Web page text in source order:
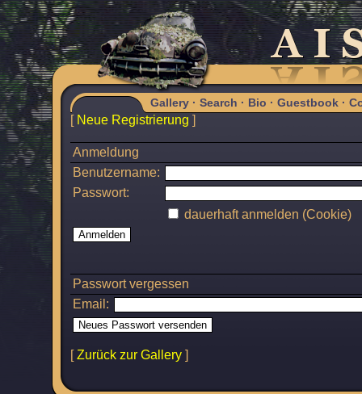
Gallery · Search · Bio · Guestbook ·
[ Neue Registrierung ]
Anmeldung
Benutzername:
Passwort:
dauerhaft anmelden (Cookie)
Passwort vergessen
Email:
[Zurück zur Gallery ]